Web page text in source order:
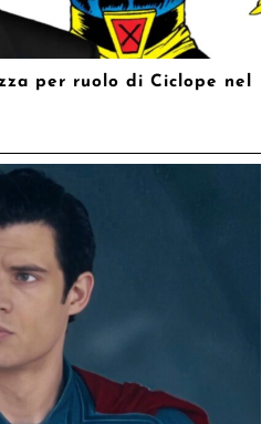
per ruolo di Ciclope nel